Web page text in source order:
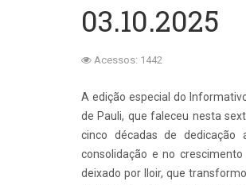
03.10.2025
Acessos: 1442
A edição especial do
de Pauli, que faleceu nesta
cinco décadas de dedicação
consolidação e no
deixado por Iloir, que